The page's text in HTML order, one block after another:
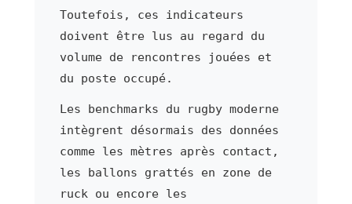
Toutefois, ces indicateurs
doivent être lus au regard du
volume de rencontres jouées et
du poste occupé.
Les benchmarks du rugby moderne
intègrent désormais des données
comme les mètres après contact,
les ballons grattés en zone de
ruck ou encore les